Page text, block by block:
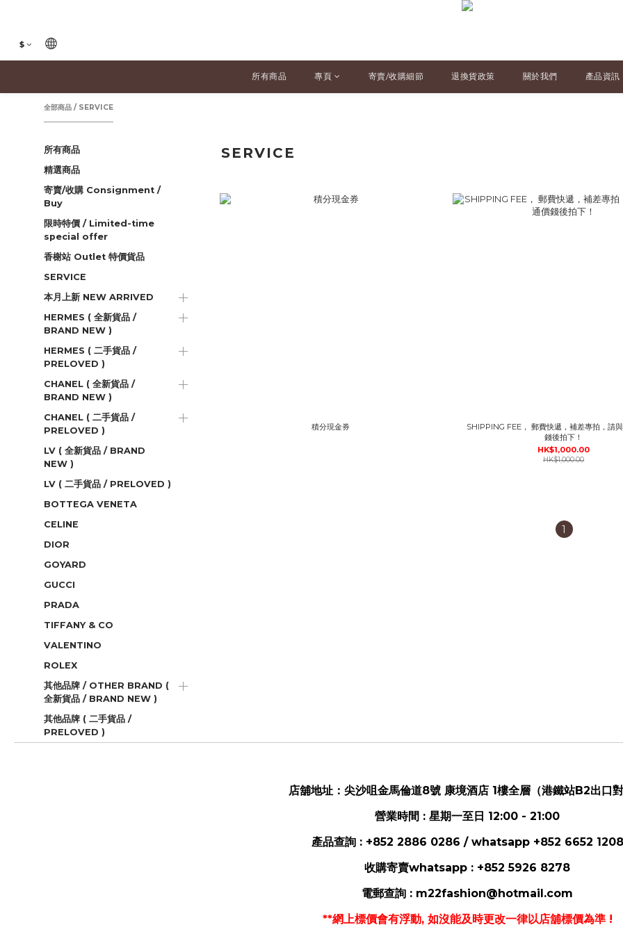
$
所有商品 專頁 寄賣/收購細節 退換貨政策 關於我們 產品資訊
全部商品 / SERVICE
所有商品
精選商品
寄賣/收購 Consignment /
Buy
限時特價 / Limited-time
special offer
香榭站 Outlet 特價貨品
SERVICE
本月上新 NEW ARRIVED
HERMES ( 全新貨品 /
BRAND NEW )
HERMES ( 二手貨品 /
PRELOVED )
CHANEL ( 全新貨品 /
BRAND NEW )
CHANEL ( 二手貨品 /
PRELOVED )
LV ( 全新貨品 / BRAND
NEW )
LV ( 二手貨品 / PRELOVED )
BOTTEGA VENETA
CELINE
DIOR
GOYARD
GUCCI
PRADA
TIFFANY & CO
VALENTINO
ROLEX
其他品牌 / OTHER BRAND (
全新貨品 / BRAND NEW )
其他品牌 ( 二手貨品 /
PRELOVED )
SERVICE
積分現金券
SHIPPING FEE， 郵費快遞，補差專拍，請
錢後拍下！
HK$1,000.00
HK$1,000.00
1
店舖地址： 尖沙咀金馬倫道8號 康境酒店 1樓全層（港鐵站B2出口對
營業時間 : 星期一至日 12:00 - 21:00
產品查詢 : +852 2886 0286 / whatsapp +852 6652 1208
收購寄賣whatsapp : +852 5926 8278
電郵查詢 : m22fashion@hotmail.com
**網上標價會有浮動, 如沒能及時更改一律以店舖標價為準 !